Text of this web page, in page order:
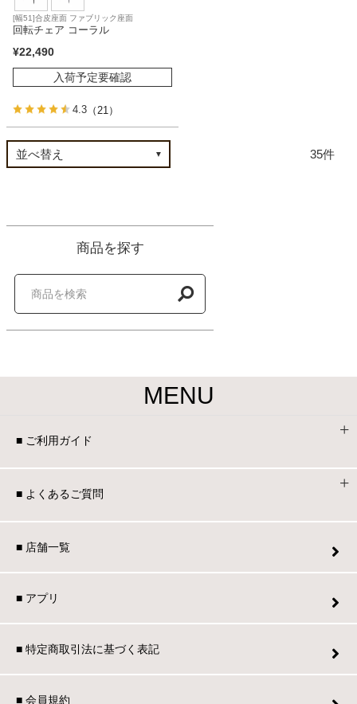
[幅51]合皮座面 ファブリック座面
回転チェア コーラル
¥22,490
入荷予定要確認
4.3 （21）
35
商品を探す
MENU
■ ご利用ガイド
■ よくあるご質問
■ 店舗一覧
■ アプリ
■ 特定商取引法に基づく表記
■ 会員規約